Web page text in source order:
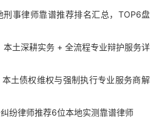
事律师靠谱推荐排名汇总，TOP6盘
土深耕实务 + 全流程专业辩护服务详
土债权维权与强制执行专业服务商解
纷律师推荐6位本地实测靠谱律师